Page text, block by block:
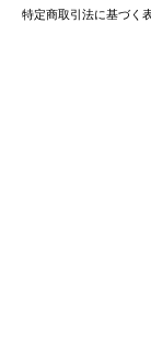
特定商取引法に基づく